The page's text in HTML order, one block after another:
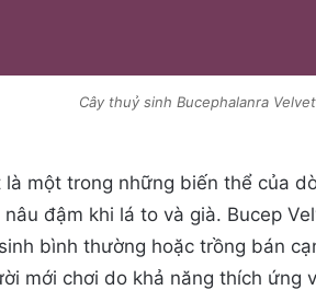
Cây thuỷ sinh Bucephalanra
một trong những biến thể của
đậm khi lá to và già. Bucep
bình thường hoặc trồng bán
mới chơi do khả năng thích